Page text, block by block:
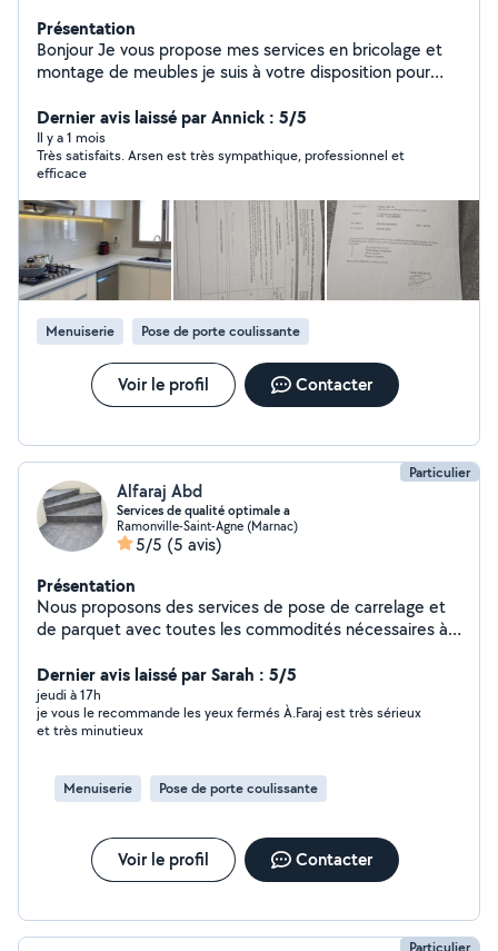
Présentation
Bonjour Je vous propose mes services en bricolage et
montage de meubles je suis à votre disposition pour
meubles (canapé, armoire, table, commode, lit,
équipements de cuisine...) -fixation de TV murale, -
Découpe plan de travail, installation plaque de cuisson,
évier et hotte -Mise en place de barres de rideaux, pare
baignoire -Branchement four, lave-vaisselle, machine à
laver, plaque de cuisson, Et AUSSI DE LA PEINTURE
MURS ET PORTES INTÉRIEURES EXTÉRIEURES N'hésitez
pas à me contacter pour les tarifs .......Veuillez écrire
uniquement au point.+.-Pose plaque placo mur -Pose
professionnel de carrelage sur sol et murnettoyage de
canapé
Dernier avis laissé par Annick : 5/5
Il y a 1 mois
Très satisfaits. Arsen est très sympathique, professionnel et
efficace
Menuiserie Pose de porte coulissante
Voir le profil Contacter
Particulier
Alfaraj Abd
Services de qualité optimale a
Ramonville-Saint-Agne (Marnac)
5/5 (5 avis)
Présentation
Nous proposons des services de pose de carrelage et
de parquet avec toutes les commodités nécessaires à
d'exécution, garantie sans défaut.
Dernier avis laissé par Sarah : 5/5
jeudi à 17h
je vous le recommande les yeux fermés À.Faraj est très sérieux
et très minutieux
Menuiserie Pose de porte coulissante
Voir le profil Contacter
Particulier